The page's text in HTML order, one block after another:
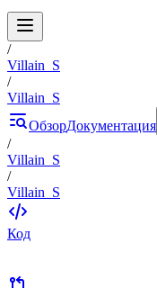
/
Villain_S
/
Villain_S
ОбзорДокументация
/
Villain_S
/
Villain_S
Код